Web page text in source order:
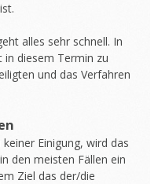
alles sehr schnell. In
in diesem Termin zu
und das Verfahren
Einigung, wird das
den meisten Fällen ein
Ziel das der/die